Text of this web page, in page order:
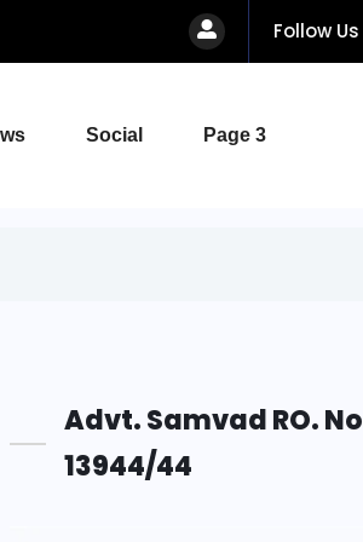
Follow Us
Social Page 3
Advt. Samvad RO. No
13944/44